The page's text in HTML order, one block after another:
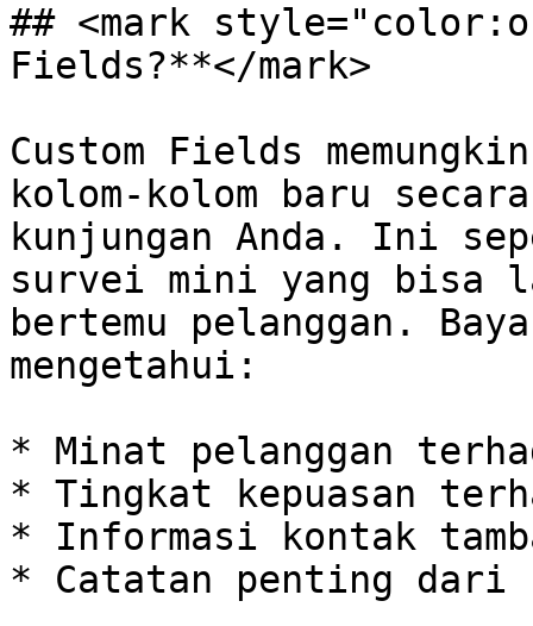
## <mark
Fields?**</mark>
Custom Fields
kolom-kolom baru
kunjungan Anda. Ini
survei mini yang bisa
bertemu pelanggan.
mengetahui:
* Minat pelanggan
* Tingkat kepuasan
* Informasi kontak
* Catatan penting dari